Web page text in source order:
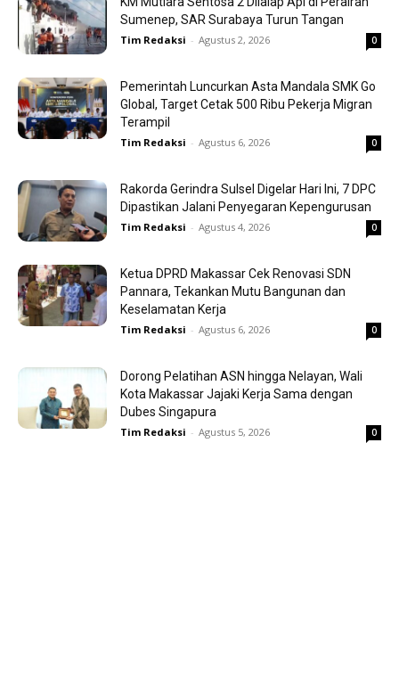
Sumenep, SAR Surabaya Turun Tangan
Tim Redaksi - Agustus 2, 2026 0
Pemerintah Luncurkan Asta Mandala SMK Go
Global, Target Cetak 500 Ribu Pekerja Migran
Terampil
Tim Redaksi - Agustus 6, 2026 0
Rakorda Gerindra Sulsel Digelar Hari Ini, 7 DPC
Dipastikan Jalani Penyegaran Kepengurusan
Tim Redaksi - Agustus 4, 2026 0
Ketua DPRD Makassar Cek Renovasi SDN
Pannara, Tekankan Mutu Bangunan dan
Keselamatan Kerja
Tim Redaksi - Agustus 6, 2026 0
Dorong Pelatihan ASN hingga Nelayan, Wali
Kota Makassar Jajaki Kerja Sama dengan
Dubes Singapura
Tim Redaksi - Agustus 5, 2026 0